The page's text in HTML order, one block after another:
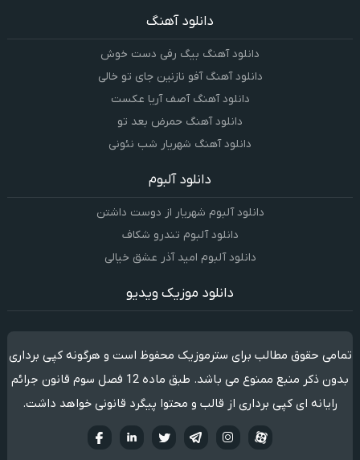
دانلود آهنگ
دانلود آهنگ بیگ رفی دست خوش
دانلود آهنگ آفو نازنین جای تو خالی
دانلود آهنگ آصف آریا عکست
دانلود آهنگ حمرض بعد تو
دانلود آهنگ شهریار شب نئونی
دانلود آلبوم
دانلود آلبوم شهریار از دوست داشتن
دانلود آلبوم تندرو شکاف
دانلود آلبوم امید آذر عشق خیالی
دانلود موزیک ویدیو
تمامی حقوق مطالب برای سترموزیک محفوظ است و هرگونه کپی برداری
بدون ذکر منبع ممنوع می باشد. طبق ماده 12 فصل سوم قانون جرائم
رایانه ای کپی برداری از قالب و محتوا پیگرد قانونی خواهد داشت.
تويتر تلگرام
اینستاگرام آپارات